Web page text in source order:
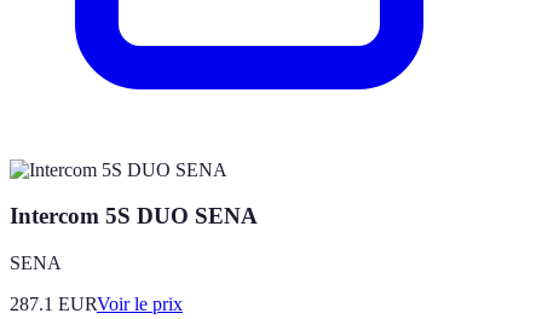
Intercom 5S DUO SENA
SENA
287.1 EURVoir le prix